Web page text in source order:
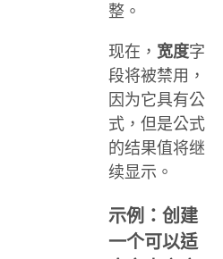
整。
现在， 宽度字
段将被禁用，
因为它具有公
式，但是公式
的结果值将继
续显示。
示例：创建
一个可以适